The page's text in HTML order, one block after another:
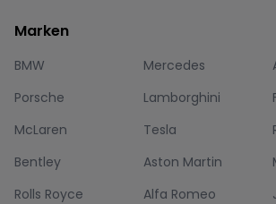
Marken
BMW Mercedes
Porsche
Lamborghini
McLaren
Tesla
Bentley
Aston Martin
Rolls Royce
Alfa Romeo